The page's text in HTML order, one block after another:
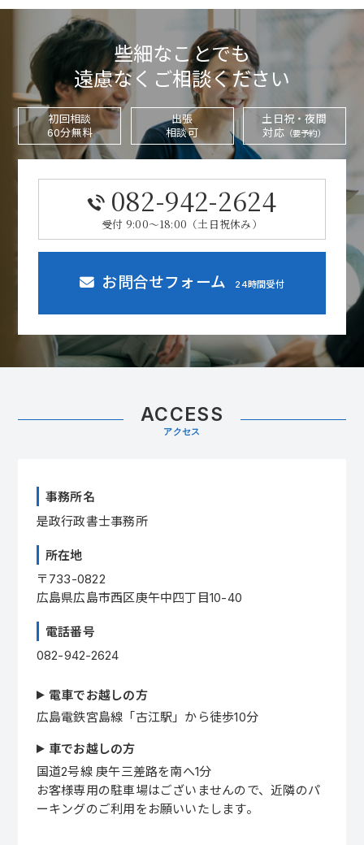
些細なことでも
遠慮なくご相談ください
初回相談
60分無料
出張
相談可
土日祝・夜間
対応（要予約）
082-942-2624
受付 9:00～18:00（土日祝休み）
お問合せフォーム 24時間受付
ACCESS
アクセス
事務所名
是政行政書士事務所
所在地
〒733-0822
広島県広島市西区庚午中四丁目10-40
電話番号
082-942-2624
電車でお越しの方
広島電鉄宮島線「古江駅」から徒歩10分
車でお越しの方
国道2号線 庚午三差路を南へ1分
お客様専用の駐車場はございませんので、近隣のパ
ーキングのご利用をお願いいたします。